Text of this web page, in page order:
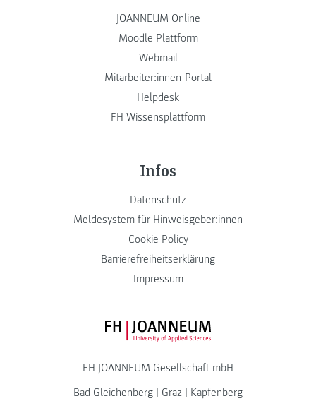
JOANNEUM Online
Moodle Plattform
Webmail
Mitarbeiter:innen-Portal
Helpdesk
FH Wissensplattform
Infos
Datenschutz
Meldesystem für Hinweisgeber:innen
Cookie Policy
Barrierefreiheitserklärung
Impressum
FH JOANNEUM Logo
FH JOANNEUM Gesellschaft mbH
Bad Gleichenberg
Graz
Kapfenberg